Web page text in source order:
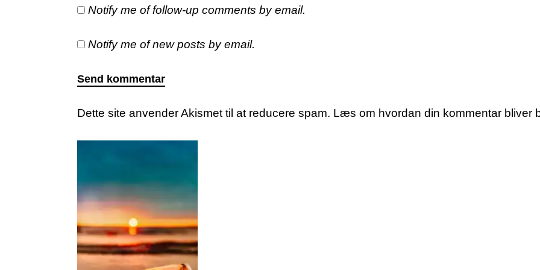
Notify me of follow-up comments by email.
Notify me of new posts by email.
Dette site anvender Akismet til at reducere spam. Læs om hvordan din kommentar bliver